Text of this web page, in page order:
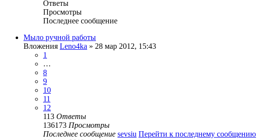
Ответы
Просмотры
Последнее сообщение
Мыло ручной работы
Вложения Leno4ka » 28 мар 2012, 15:43
1
…
8
9
10
11
12
113 Ответы
136173 Просмотры
Последнее сообщение sevsiu Перейти к последнему сообщению